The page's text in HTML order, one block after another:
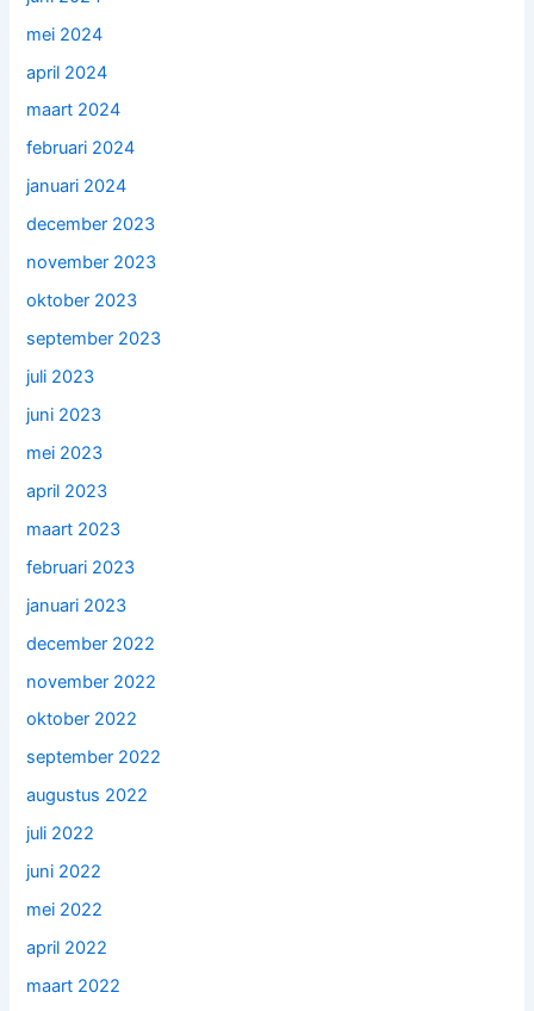
mei 2024
april 2024
maart 2024
februari 2024
januari 2024
december 2023
november 2023
oktober 2023
september 2023
juli 2023
juni 2023
mei 2023
april 2023
maart 2023
februari 2023
januari 2023
december 2022
november 2022
oktober 2022
september 2022
augustus 2022
juli 2022
juni 2022
mei 2022
april 2022
maart 2022